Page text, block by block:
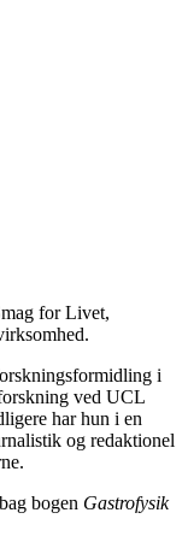
for Livet,
i
ved UCL
har hun i en
og redaktionel
bogen Gastrofysik